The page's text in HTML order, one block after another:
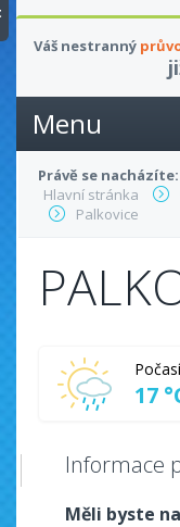
Váš nestranný
Menu
Právě se nacházíte:
Hlavní stránka
Palkovice
Počasí
17
Informace
Měli byste